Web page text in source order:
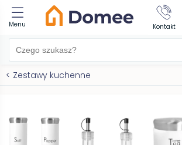
Menu Kontakt
< Zestawy kuchenne